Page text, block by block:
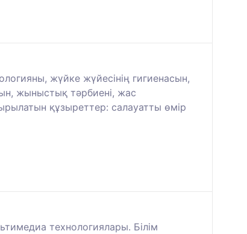
жүйке жүйесінің гигиенасын,
жыныстық тәрбиені, жас
құзыреттер: салауатты өмір
технологиялары. Білім